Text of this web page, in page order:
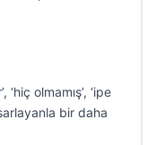
olmamış’, ‘ipe
bir daha